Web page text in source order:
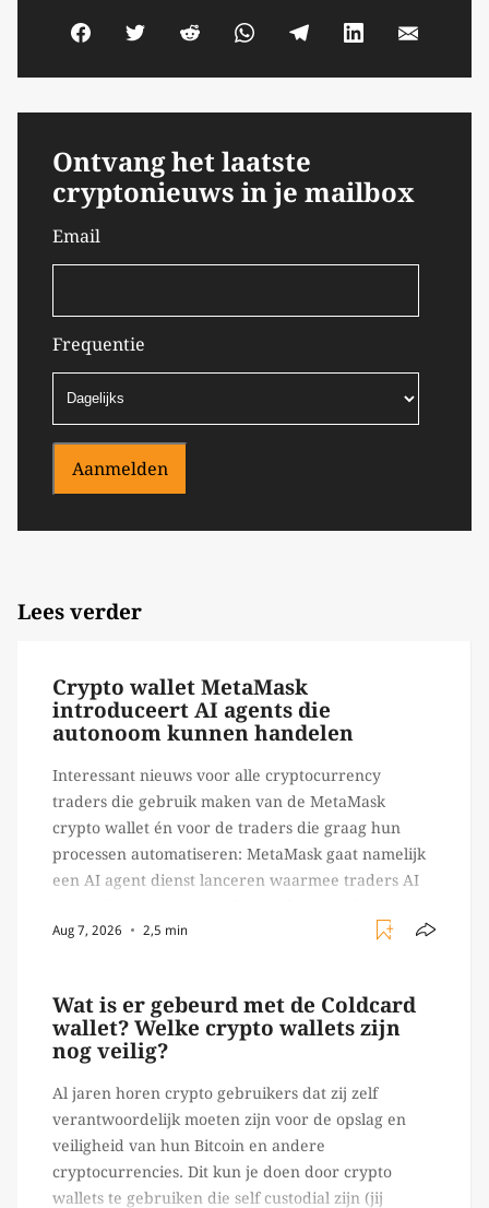
Ontvang het laatste
cryptonieuws in je mailbox
Email
Frequentie
Aanmelden
Lees verder
Crypto wallet MetaMask
introduceert AI agents die
autonoom kunnen handelen
Interessant nieuws voor alle cryptocurrency
traders die gebruik maken van de MetaMask
crypto wallet én voor de traders die graag hun
processen automatiseren: MetaMask gaat namelijk
een AI agent dienst lanceren waarmee traders AI
verrichten, zoals het daadwerkelijk uitvoeren van
Aug 7, 2026 2,5 min
Wat is er gebeurd met de Coldcard
wallet? Welke crypto wallets zijn
nog veilig?
Al jaren horen crypto gebruikers dat zij zelf
verantwoordelijk moeten zijn voor de opslag en
veiligheid van hun Bitcoin en andere
cryptocurrencies. Dit kun je doen door crypto
wallets te gebruiken die self custodial zijn (jij